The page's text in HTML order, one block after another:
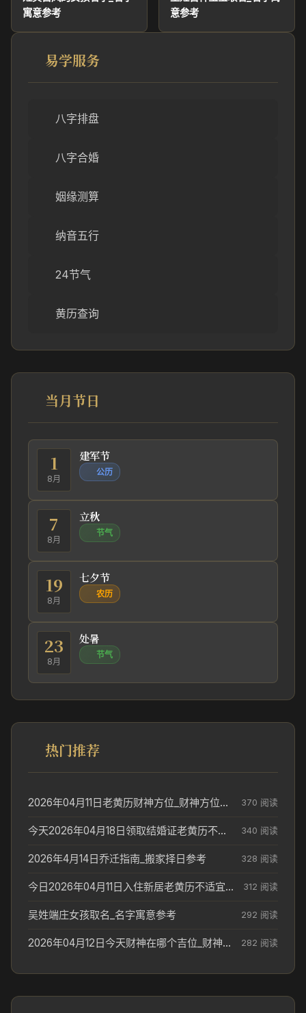
寓意参考
意参考
易学服务
八字排盘
八字合婚
姻缘测算
纳音五行
24节气
黄历查询
当月节日
1
8月
建军节
公历
7
8月
立秋
节气
19
8月
七夕节
农历
23
8月
处暑
节气
热门推荐
2026年04月11日老黄历财神方位_财神方位与供奉讲究 370 阅读
今天2026年04月18日领取结婚证老黄历不适合吗_领证日期参考 340 阅读
2026年4月14日乔迁指南_搬家择日参考 328 阅读
今日2026年04月11日入住新居老黄历不适宜吗_搬家择日参考 312 阅读
吴姓端庄女孩取名_名字寓意参考 292 阅读
2026年04月12日今天财神在哪个吉位_财神方位参考 282 阅读